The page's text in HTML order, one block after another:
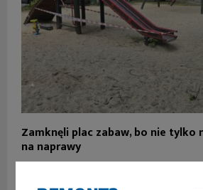
Zamknęli plac zabaw, bo nie tylko
na naprawy